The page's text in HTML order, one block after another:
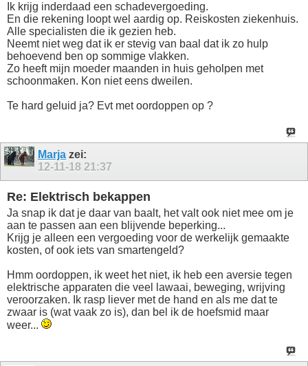
Ik krijg inderdaad een schadevergoeding.
En die rekening loopt wel aardig op. Reiskosten ziekenhuis.
Alle specialisten die ik gezien heb.
Neemt niet weg dat ik er stevig van baal dat ik zo hulp
behoevend ben op sommige vlakken.
Zo heeft mijn moeder maanden in huis geholpen met
schoonmaken. Kon niet eens dweilen.
Te hard geluid ja? Evt met oordoppen op ?
Marja zei:
12-11-18 21:37
Re: Elektrisch bekappen
Ja snap ik dat je daar van baalt, het valt ook niet mee om je
aan te passen aan een blijvende beperking...
Krijg je alleen een vergoeding voor de werkelijk gemaakte
kosten, of ook iets van smartengeld?
Hmm oordoppen, ik weet het niet, ik heb een aversie tegen
elektrische apparaten die veel lawaai, beweging, wrijving
veroorzaken. Ik rasp liever met de hand en als me dat te
zwaar is (wat vaak zo is), dan bel ik de hoefsmid maar
weer...